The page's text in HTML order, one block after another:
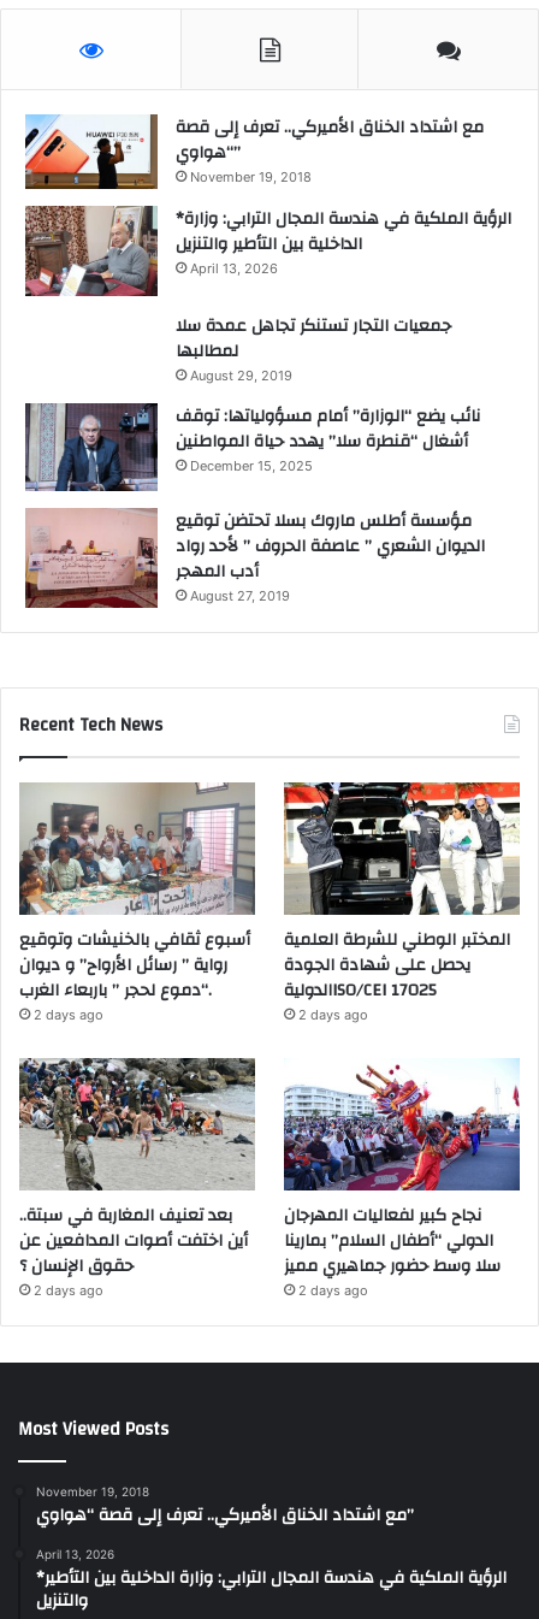
مع اشتداد الخناق الأميركي.. تعرف إلى قصة
“هواوي”
November 19, 2018
*الرؤية الملكية في هندسة المجال الترابي: وزارة
الداخلية بين التأطير والتنزيل
April 13, 2026
جمعيات التجار تستنكر تجاهل عمدة سلا
لمطالبها
August 29, 2019
نائب يضع “الوزارة” أمام مسؤولياتها: توقف
أشغال “قنطرة سلا” يهدد حياة المواطنين
December 15, 2025
مؤسسة أطلس ماروك بسلا تحتضن توقيع
الديوان الشعري ” عاصفة الحروف ” لأحد رواد
أدب المهجر
August 27, 2019
Recent Tech News
أسبوع ثقافي بالخنيشات وتوقيع
رواية ” رسائل الأرواح” و ديوان
“دموع لحجر ” باربعاء الغرب.
2 days ago
المختبر الوطني للشرطة العلمية
يحصل على شهادة الجودة
الدوليةISO/CEI 17025
2 days ago
بعد تعنيف المغاربة في سبتة..
أين اختفت أصوات المدافعين عن
حقوق الإنسان ؟
2 days ago
نجاح كبير لفعاليات المهرجان
الدولي “أطفال السلام” بمارينا
سلا وسط حضور جماهيري مميز
2 days ago
Most Viewed Posts
November 19, 2018
مع اشتداد الخناق الأميركي.. تعرف إلى قصة “هواوي”
April 13, 2026
*الرؤية الملكية في هندسة المجال الترابي: وزارة الداخلية بين التأطير
والتنزيل